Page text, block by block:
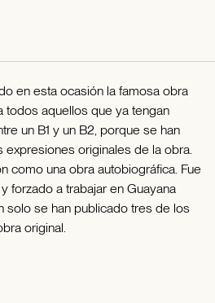
en esta ocasión la famosa obra
todos aquellos que ya tengan
un B1 y un B2, porque se han
expresiones originales de la obra.
como una obra autobiográfica. Fue
forzado a trabajar en Guayana
solo se han publicado tres de los
original.